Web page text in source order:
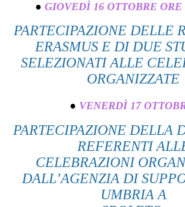
● GIOVEDÌ 16 OTTOBRE ORE
PARTECIPAZIONE DELLE
ERASMUS E DI DUE
SELEZIONATI ALLE
ORGANIZZATE
● VENERDÌ 17
PARTECIPAZIONE DELLA
REFERENTI
CELEBRAZIONI
DALL’AGENZIA DI
UMBRIA A